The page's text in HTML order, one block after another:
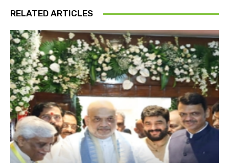
RELATED ARTICLES